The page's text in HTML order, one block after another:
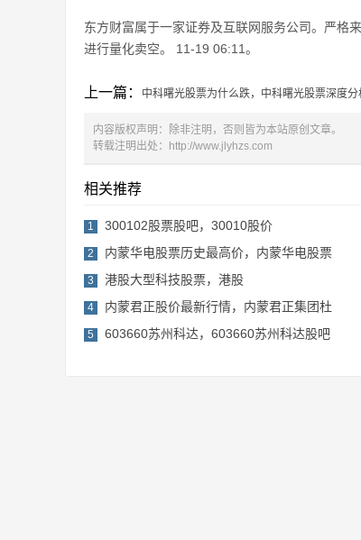
东方财富属于一家证券及互联网服务公司。严格
进行量化卖空。 11-19 06:11。
上一篇： 中科曙光股票为什么跌，中科曙光股票深度分
内容版权声明：除非注明，否则皆为本站原创文章。
转载注明出处：
http://www.jlyhzs.com
相关推荐
1 300102股票股吧，30010股价
2 内蒙华电股票历史最高价，内蒙华电股票
3 港股大型科技股票，港股
4 内蒙君正股价最新行情，内蒙君正集团杜
5 603660苏州科达，603660苏州科达股吧